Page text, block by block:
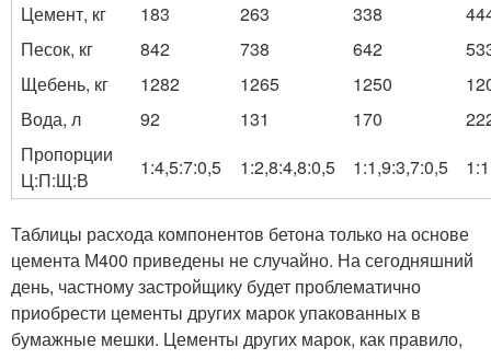
Цемент, кг
183 263 338
Песок, кг
842 738 642
Щебень, кг
1282 1265 1250
Вода, л
92 131 170
Пропорции
Ц:П:Щ:В
1:4,5:7:0,5 1:2,8:4,8:0,5 1:1,9:3,7:0,5
Таблицы расхода компонентов бетона только на основе
цемента М400 приведены не случайно. На сегодняшний
день, частному застройщику будет проблематично
приобрести цементы других марок упакованных в
бумажные мешки. Цементы других марок, как правило,